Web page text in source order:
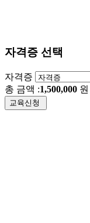
자격증 선택
자격증
총 금액 :1,500,000 원
교육신청